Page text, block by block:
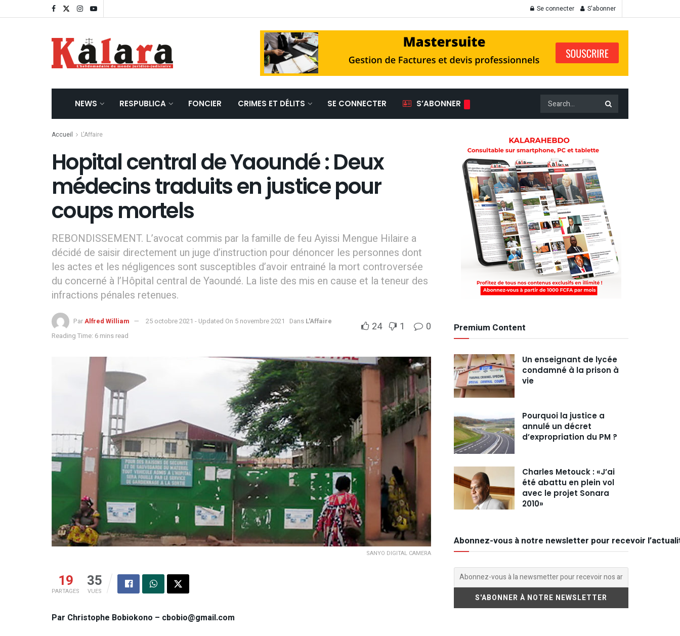
Se connecter S'abonner
NEWS RESPUBLICA FONCIER CRIMES ET DÉLITS SE CONNECTER S’ABONNER
Accueil L'Affaire
Hopital central de Yaoundé : Deux
médecins traduits en justice pour
coups mortels
REBONDISSEMENT. L’avocat commis par la famille de feu Ayissi Mengue Hilaire a
décidé de saisir directement un juge d’instruction pour dénoncer les personnes dont
les actes et les négligences sont susceptibles d’avoir entrainé la mort controversée
du concerné à l’Hôpital central de Yaoundé. La liste des mis en cause et la teneur des
infractions pénales retenues.
ParAlfred William 25 octobre 2021 - Updated On 5 novembre 2021 Dans L'Affaire
Reading Time: 6 mins read
24 1 0
SANYO DIGITAL CAMERA
19
PARTAGES
35
VUES
Par Christophe Bobiokono – cbobio@gmail.com
Premium Content
Un enseignant de lycée
condamné à la prison à
vie
Pourquoi la justice a
annulé un décret
d’expropriation du PM ?
Charles Metouck : «J’ai
été abattu en plein vol
avec le projet Sonara
2010»
Abonnez-vous à notre newsletter pour recevoir